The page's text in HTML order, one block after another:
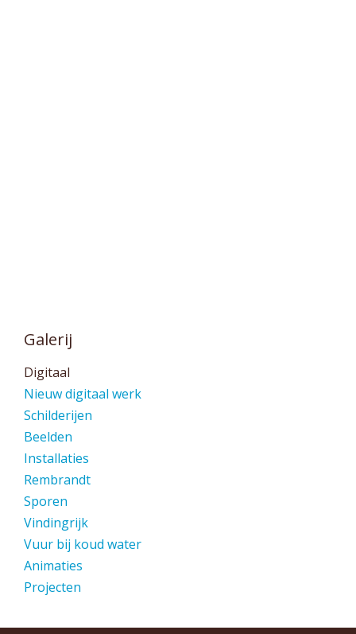
Galerij
Digitaal
Nieuw digitaal werk
Schilderijen
Beelden
Installaties
Rembrandt
Sporen
Vindingrijk
Vuur bij koud water
Animaties
Projecten